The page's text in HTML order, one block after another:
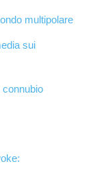
multipolare
sui